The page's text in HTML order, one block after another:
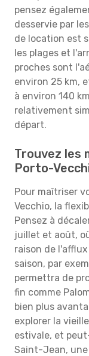
pensez
desservie par
de location est
les plages et
proches sont
environ 25 km,
à environ 140
relativement
départ.
Trouvez les
Porto-
Pour maîtriser
Vecchio, la
Pensez à
juillet et août,
raison de
saison, par
permettra de
fin comme
bien plus
explorer la
estivale, et
Saint-Jean,